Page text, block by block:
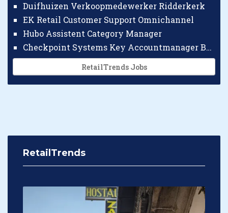
Duifhuizen Verkoopmedewerker Ridderkerk
EK Retail Customer Support Omnichannel
Hubo Assistent Category Manager
Checkpoint Systems Key Accountmanager Benelux
RetailTrends Jobs
RetailTrends